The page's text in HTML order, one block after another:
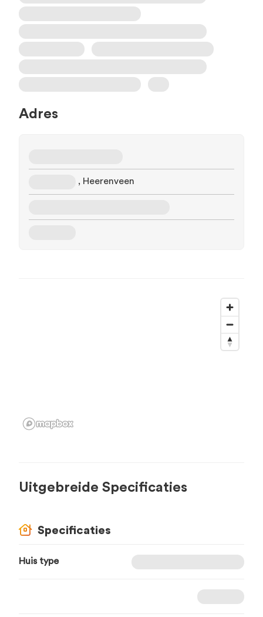
Adres
, Heerenveen
Uitgebreide Specificaties
Specificaties
Huis type